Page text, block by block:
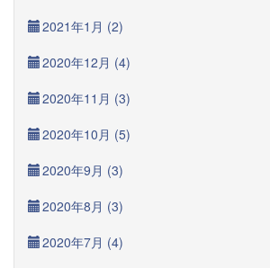
2021年1月 (2)
2020年12月 (4)
2020年11月 (3)
2020年10月 (5)
2020年9月 (3)
2020年8月 (3)
2020年7月 (4)